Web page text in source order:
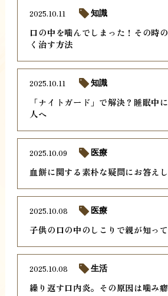
口の中を噛んでしまった！その時
く治す方法
2025.10.11 知識
「ナイトガード」で解決？睡眠中
人へ
2025.10.11 知識
血餅に関する素朴な疑問にお答え
2025.10.09 医療
子供の口の中のしこりで親が知っ
2025.10.08 医療
繰り返す口内炎。その原因は噛み
2025.10.08 生活